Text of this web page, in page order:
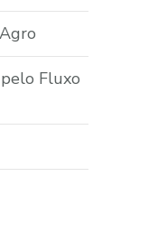
Fluxo